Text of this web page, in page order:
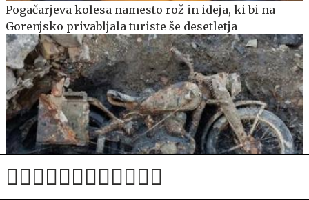
Pogačarjeva kolesa namesto rož in ideja, ki bi na
Gorenjsko privabljala turiste še desetletja